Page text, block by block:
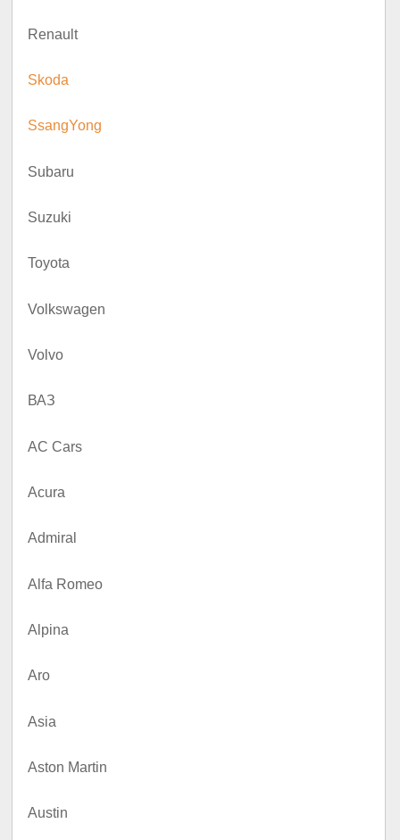
Renault
Skoda
SsangYong
Subaru
Suzuki
Toyota
Volkswagen
Volvo
ВАЗ
AC Cars
Acura
Admiral
Alfa Romeo
Alpina
Aro
Asia
Aston Martin
Austin